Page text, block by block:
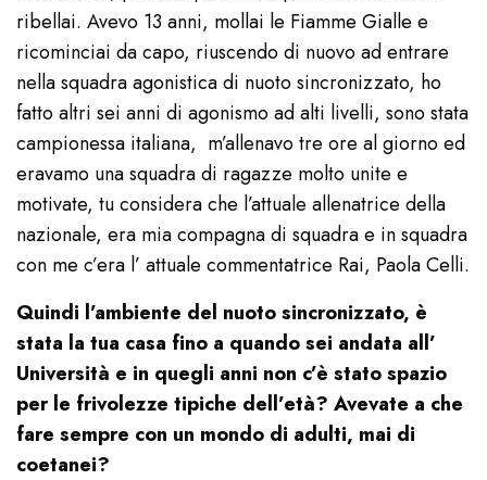
ribellai. Avevo 13 anni, mollai le Fiamme Gialle e
ricominciai da capo, riuscendo di nuovo ad entrare
nella squadra agonistica di nuoto sincronizzato, ho
fatto altri sei anni di agonismo ad alti livelli, sono stata
campionessa italiana, m’allenavo tre ore al giorno ed
eravamo una squadra di ragazze molto unite e
motivate, tu considera che l’attuale allenatrice della
nazionale, era mia compagna di squadra e in squadra
con me c’era l’ attuale commentatrice Rai, Paola Celli.
Quindi l’ambiente del nuoto sincronizzato, è
stata la tua casa fino a quando sei andata all’
Università e in quegli anni non c’è stato spazio
per le frivolezze tipiche dell’età? Avevate a che
fare sempre con un mondo di adulti, mai di
coetanei?